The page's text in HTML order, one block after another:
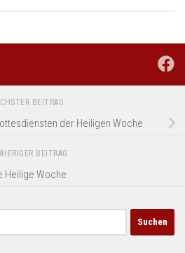
BEITRAG
der Heiligen Woche
BEITRAG
Heilige Woche